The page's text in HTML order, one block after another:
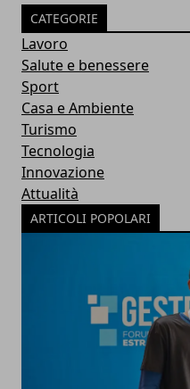
CATEGORIE
Lavoro
Salute e benessere
Sport
Casa e Ambiente
Turismo
Tecnologia
Innovazione
Attualità
ARTICOLI POPOLARI